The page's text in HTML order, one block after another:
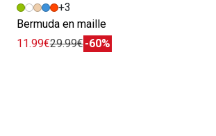
+3
Bermuda en maille
11.99€29.99€-60%